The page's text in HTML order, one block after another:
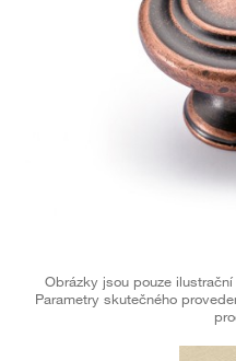
Obrázky jsou pouze
Parametry skutečného